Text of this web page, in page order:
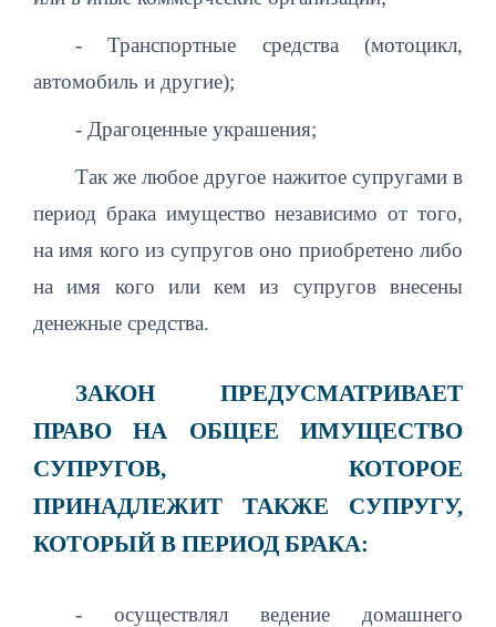
- Транспортные средства (мотоцикл,
автомобиль и другие);
- Драгоценные украшения;
Так же любое другое нажитое супругами в
период брака имущество независимо от того,
на имя кого из супругов оно приобретено либо
на имя кого или кем из супругов внесены
денежные средства.
ЗАКОН ПРЕДУСМАТРИВАЕТ
ПРАВО НА ОБЩЕЕ ИМУЩЕСТВО
СУПРУГОВ, КОТОРОЕ
ПРИНАДЛЕЖИТ ТАКЖЕ СУПРУГУ,
КОТОРЫЙ В ПЕРИОД БРАКА:
- осуществлял ведение домашнего